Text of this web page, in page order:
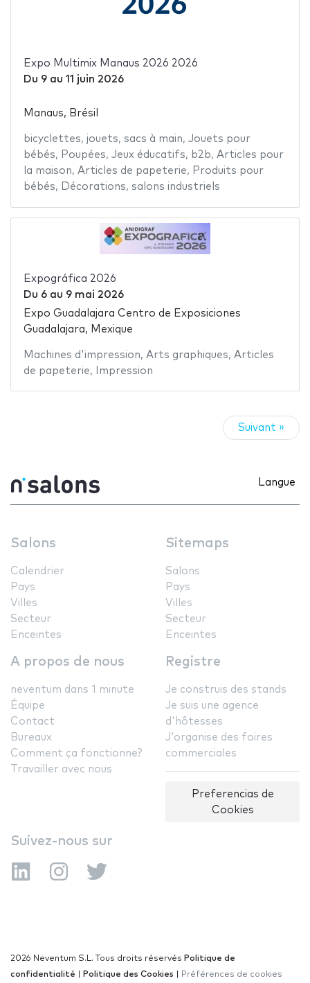
Expo Multimix Manaus 2026 2026
Du 9au 11 juin 2026
Manaus, Brésil
bicyclettes, jouets, sacs à main, Jouets pour
bébés, Poupées, Jeux éducatifs, b2b, Articles pour
la maison, Articles de papeterie, Produits pour
bébés, Décorations, salons industriels
Expográfica 2026
Du 6au 9 mai 2026
Expo Guadalajara Centro de Exposiciones
Guadalajara, Mexique
Machines d'impression, Arts graphiques, Articles
de papeterie, Impression
Suivant »
Langue
Salons
Calendrier
Pays
Villes
Secteur
Enceintes
Sitemaps
Salons
Pays
Villes
Secteur
Enceintes
A propos de nous
neventum dans 1 minute
Équipe
Contact
Bureaux
Comment ça fonctionne?
Travailler avec nous
Registre
Je construis des stands
Je suis une agence
d'hôtesses
J'organise des foires
commerciales
Preferencias de
Cookies
Suivez-nous sur
2026 Neventum S.L. Tous droits réservés Politique de
confidentialité
Politique des Cookies Préférences de cookies